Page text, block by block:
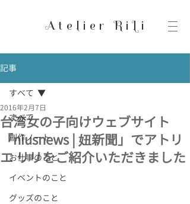
Atelier RiLi
記事
すべて
創作ノート
お仕事のこと
イベントのこと
グッズのこと
すべて
台湾女の子向けウェブサイト
「niusnews | 妞新聞」でアトリ
エ リリをご紹介いただきました
2016年2月7日